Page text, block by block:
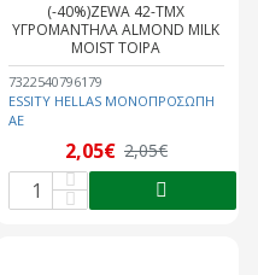
7322540796179
ESSITY HELLAS ΜΟΝΟΠΡΟΣΩΠΗ
ΑΕ
(-40%)ZEWA 42-ΤΜΧ
ΥΓΡΟΜΑΝΤΗΛΑ ALMOND MILK
MOIST TOIPA
2,05€ 2,05€